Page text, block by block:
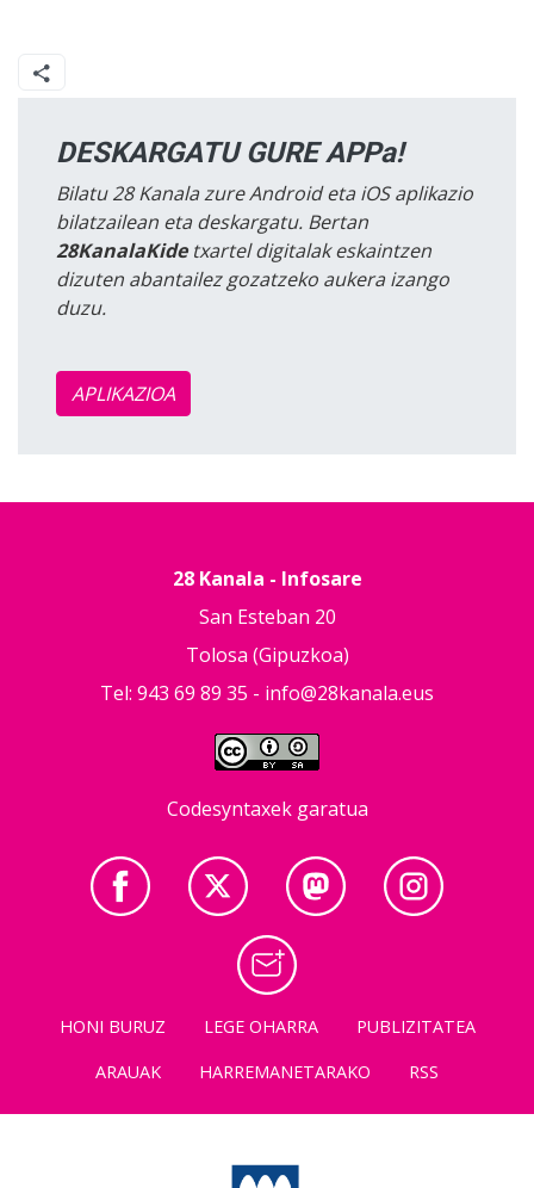
DESKARGATU GURE APPa!
Bilatu 28 Kanala zure Android eta iOS aplikazio
bilatzailean eta deskargatu. Bertan
28KanalaKidetxartel digitalak eskaintzen
dizuten abantailez gozatzeko aukera izango
duzu.
APLIKAZIOA
28 Kanala - Infosare
San Esteban 20
Tolosa (Gipuzkoa)
Tel: 943 69 89 35 - info@28kanala.eus
Codesyntaxek garatua
HONI BURUZ LEGE OHARRA
PUBLIZITATEA
ARAUAK
HARREMANETARAKO RSS